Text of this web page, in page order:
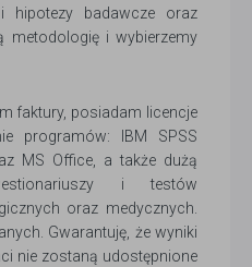
hipotezy badawcze oraz
metodologię i wybierzemy
faktury, posiadam licencje
programów: IBM SPSS
MS Office, a także dużą
i testów
oraz medycznych.
Gwarantuję, że wyniki
nie zostaną udostępnione